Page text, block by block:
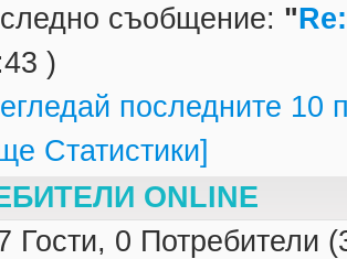
съобщение: "
)
последните 10
Статистики]
ONLINE
Гости, 0 Потребители